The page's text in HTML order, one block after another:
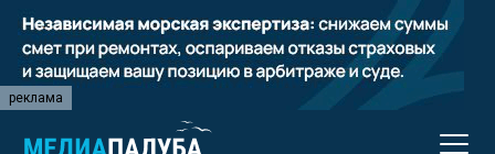
реклама